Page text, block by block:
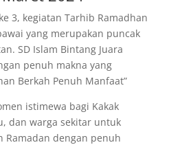
3, kegiatan Tarhib Ramadhan
yang merupakan puncak
SD Islam Bintang Juara
penuh makna yang
Berkah Penuh Manfaat”
istimewa bagi Kakak
dan warga sekitar untuk
Ramadan dengan penuh